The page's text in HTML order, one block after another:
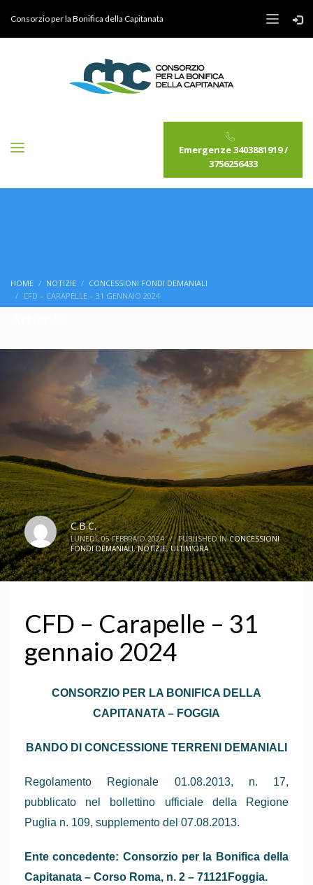
Consorzio per la Bonifica della Capitanata
Emergenze 3403881919 /
3756256433
HOME NOTIZIE
CONCESSIONI FONDI DEMANIALI
CFD – CARAPELLE – 31 GENNAIO 2024
C.B.C.
LUNEDÌ, 05 FEBBRAIO 2024 / PUBLISHED INCONCESSIONI
FONDI DEMANIALI,NOTIZIE,ULTIM'ORA
CFD – Carapelle – 31
gennaio 2024
CONSORZIO PER LA BONIFICA DELLA
CAPITANATA – FOGGIA
BANDO DI CONCESSIONE TERRENI DEMANIALI
Regolamento Regionale 01.08.2013, n. 17,
pubblicato nel bollettino ufficiale della Regione
Puglia n. 109, supplemento del 07.08.2013.
Ente concedente: Consorzio per la Bonifica della
Capitanata – Corso Roma, n. 2 – 71121Foggia.